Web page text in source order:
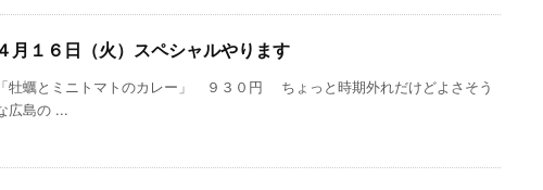
月１６日（火）スペシャルやります
「牡蠣とミニトマトのカレー」 ９３０円 ちょっと時期外れだけどよさそう
広島の ...